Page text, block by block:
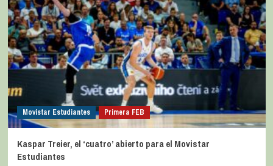
Movistar Estudiantes Primera FEB
Kaspar Treier, el ‘cuatro’ abierto para el Movistar
Estudiantes